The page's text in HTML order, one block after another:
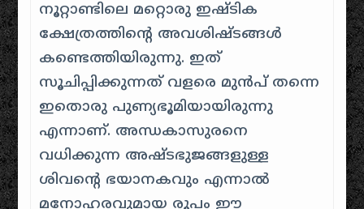
നൂറ്റാണ്ടിലെ മറ്റൊരു ഇഷ്ടിക
ക്ഷേത്രത്തിന്റെ അവശിഷ്ടങ്ങൾ
കണ്ടെത്തിയിരുന്നു. ഇത്
സൂചിപ്പിക്കുന്നത് വളരെ മുൻപ് തന്നെ
ഇതൊരു പുണ്യഭൂമിയായിരുന്നു
എന്നാണ്. അന്ധകാസുരനെ
വധിക്കുന്ന അഷ്ടഭുജങ്ങളുള്ള
ശിവന്റെ ഭയാനകവും എന്നാൽ
മനോഹരവുമായ രൂപം ഈ